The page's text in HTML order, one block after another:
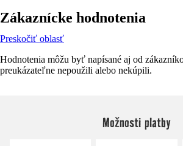
Zákaznícke hodnotenia
Preskočiť oblasť
Hodnotenia môžu byť napísané aj od
preukázateľne nepoužili alebo nekúpili.
Možnosti platby